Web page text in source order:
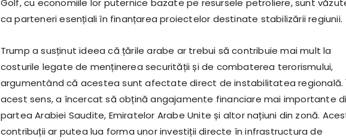
Golf, cu economiile lor puternice bazate pe resursele petroliere, sunt
ca parteneri esențiali în finanțarea proiectelor destinate stabilizării regiunii.
Trump a susținut ideea că țările arabe ar trebui să contribuie mai mult la
costurile legate de menținerea securității și de combaterea terorismului,
argumentând că acestea sunt afectate direct de instabilitatea regională.
acest sens, a încercat să obțină angajamente financiare mai importante
partea Arabiei Saudite, Emiratelor Arabe Unite și altor națiuni din zonă.
contribuții ar putea lua forma unor investiții directe în infrastructura de